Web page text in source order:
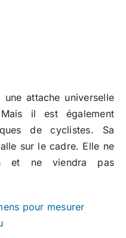
attache universelle
il est également
de cyclistes. Sa
sur le cadre. Elle ne
et ne viendra pas
pour mesurer